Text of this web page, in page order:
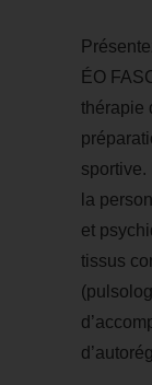
ÉO
thérapie
sportive.
la
et
tissus